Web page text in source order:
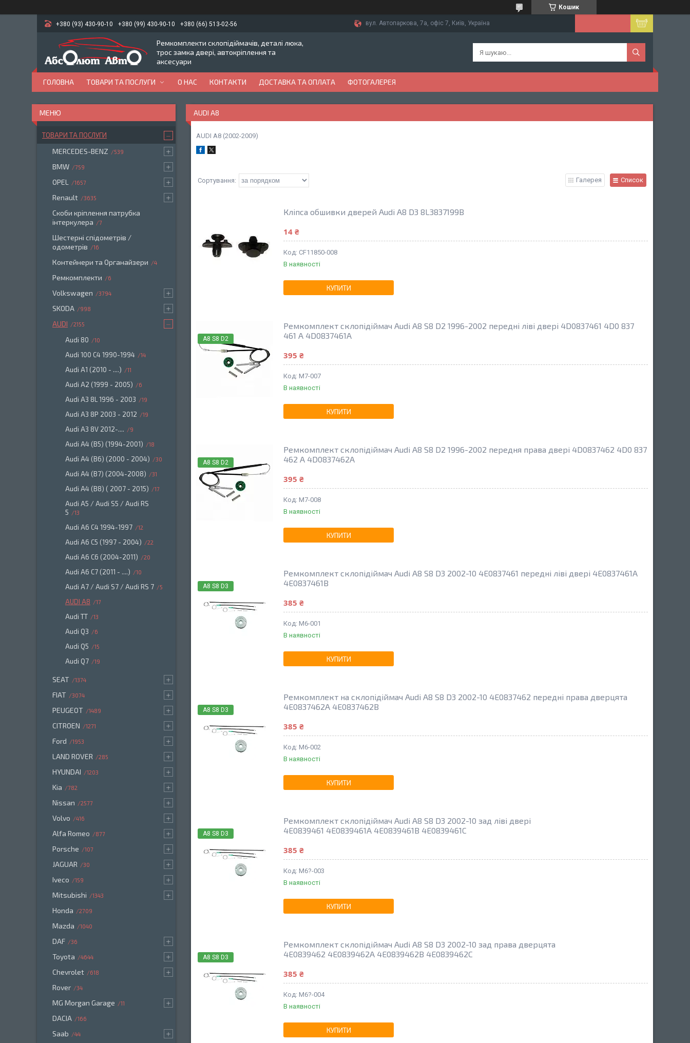
Кошик
+380 (93) 430-90-10 +380 (99) 430-90-10 +380 (66) 513-02-56 вул. Автопаркова, 7а, офіс 7, Київ, Україна
Ремкомплекти склопідіймачів, деталі люка,
трос замка двері, автокріплення та
аксесуари
ГОЛОВНА ТОВАРИ ТА ПОСЛУГИ О НАС КОНТАКТИ ДОСТАВКА ТА ОПЛАТА ФОТОГАЛЕРЕЯ
AUDI A8
AUDI A8 (2002-2009)
Галерея Список
Кліпса обшивки дверей Audi A8 D3 8L3837199B
14 ₴
CF11850-008
В наявності
КУПИТИ
A8 S8 D2
Ремкомплект склопідіймач Audi A8 S8 D2 1996-2002 передні ліві двері 4D0837461 4D0 837
461 A 4D0837461A
395 ₴
M7-007
В наявності
КУПИТИ
A8 S8 D2
Ремкомплект склопідіймач Audi A8 S8 D2 1996-2002 передня права двері 4D0837462 4D0 837
462 A 4D0837462A
395 ₴
M7-008
В наявності
КУПИТИ
A8 S8 D3
Ремкомплект склопідіймач Audi A8 S8 D3 2002-10 4E0837461 передні ліві двері 4E0837461A
4E0837461B
385 ₴
M6-001
В наявності
КУПИТИ
A8 S8 D3
Ремкомплект на склопідіймач Audi A8 S8 D3 2002-10 4E0837462 передні права дверцята
4E0837462A 4E0837462B
385 ₴
M6-002
В наявності
КУПИТИ
A8 S8 D3
Ремкомплект склопідіймач Audi A8 S8 D3 2002-10 зад ліві двері
4E0839461 4E0839461A 4E0839461B 4E0839461C
385 ₴
M6?-003
В наявності
КУПИТИ
A8 S8 D3
Ремкомплект склопідіймач Audi A8 S8 D3 2002-10 зад права дверцята
4E0839462 4E0839462A 4E0839462B 4E0839462C
385 ₴
M6?-004
В наявності
КУПИТИ
ТОВАРИ ТА ПОСЛУГИ
MERCEDES-BENZ 539
BMW 759
OPEL 1657
Renault 3635
Скоби кріплення патрубка
інтеркулера
7
Шестерні спідометрів /
одометрів
16
Контейнери та Органайзери 4
Ремкомплекти 6
Volkswagen 3794
SKODA 998
AUDI 2155
Audi 80 10
Audi 100 C4 1990-1994 14
Audi A1 (2010 - ....) 11
Audi A2 (1999 - 2005) 6
Audi A3 8L 1996 - 2003 19
Audi A3 8P 2003 - 2012 19
Audi A3 8V 2012-.... 9
Audi A4 (B5) (1994-2001) 18
Audi A4 (B6) (2000 - 2004) 30
Audi A4 (B7) (2004-2008) 31
Audi A4 (B8) ( 2007 - 2015) 17
Audi A5 / Audi S5 / Audi RS
5
13
Audi A6 C4 1994-1997 12
Audi A6 C5 (1997 - 2004) 22
Audi A6 C6 (2004-2011) 20
Audi A6 C7 (2011 - ....) 10
Audi A7 / Audi S7 / Audi RS 7 5
AUDI A8 17
Audi TT 13
Audi Q3 6
Audi Q5 15
Audi Q7 19
SEAT 1374
FIAT 3074
PEUGEOT 1489
CITROEN 1271
Ford 1953
LAND ROVER 285
HYUNDAI 1203
Kia 782
Nissan 2577
Volvo 416
Alfa Romeo 877
Porsche 107
JAGUAR 30
Iveco 159
Mitsubishi 1343
Honda 2709
Mazda 1040
DAF 36
Toyota 4644
Chevrolet 618
Rover 34
MG Morgan Garage 11
DACIA 166
Saab 44